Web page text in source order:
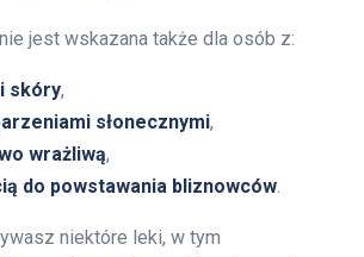
jest wskazana także dla osób z:
skóry,
słonecznymi,
wrażliwą,
do powstawania bliznowców.
niektóre leki, w tym